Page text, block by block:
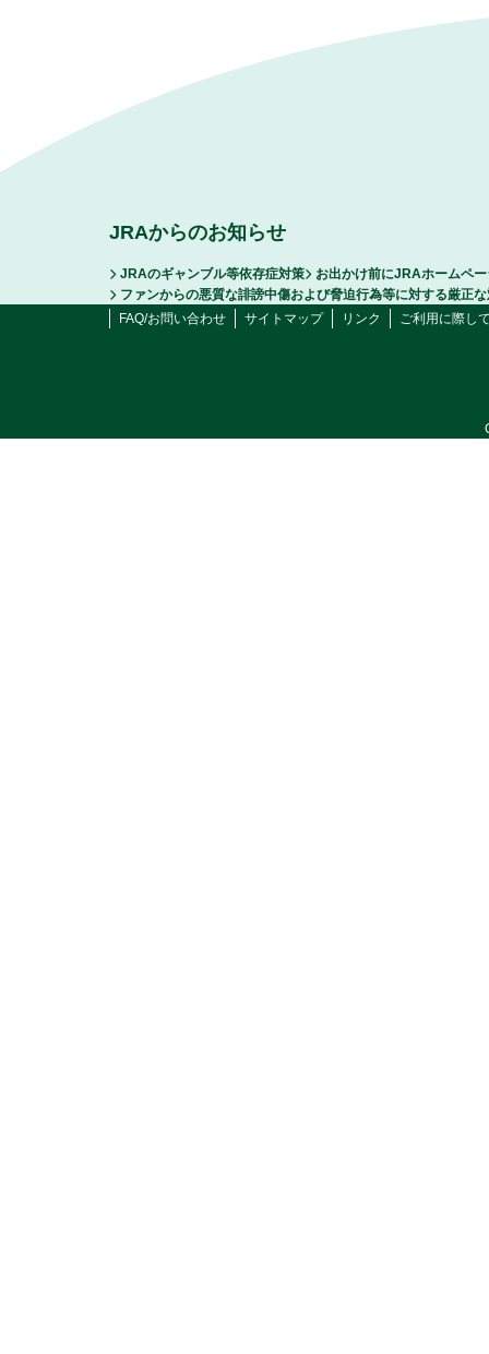
JRAからのお知らせ
JRAのギャンブル等依存症対策
お出かけ前にJRAホームペ
ファンからの悪質な誹謗中傷および脅迫行為等に対する厳正
FAQ/お問い合わせ
サイトマップ リンク ご利用に際し